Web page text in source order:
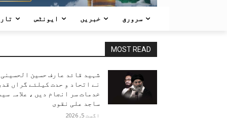
سرورق خبریں ایونٹس
MOST READ
شہید قائد عارف حسین الحسینی
نے اتحاد و حدت کیلئے گراں
خدمات سر انجام دیں ، علامہ
ساجد علی نقوی
اگست 5, 2026